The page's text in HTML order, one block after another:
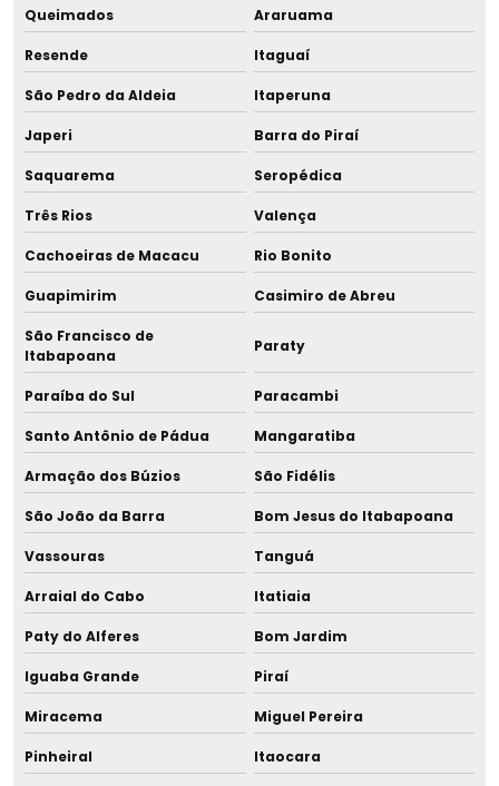
Gestão ambiental consultoria
Gestão ambiental da água
Gestão ambiental e desenvolvimento sustentável
Gestão ambiental de empresas
Gestão ambiental industrial
Gestão ambiental na mineração
Gestão ambiental em obras de construção civil
Gestão ambiental projetos
Gestão ambiental de resíduos
Gestão ambiental de resíduos da construção civil
Gestão ambiental e sustentabilidade
Gestão de efluentes e resíduos industriais
Queimados Araruama
Resende Itaguaí
São Pedro da Aldeia Itaperuna
Japeri Barra do Piraí
Saquarema Seropédica
Três Rios Valença
Cachoeiras de Macacu Rio Bonito
Guapimirim Casimiro de Abreu
São Francisco de
Itabapoana
Paraty
Paraíba do Sul Paracambi
Santo Antônio de Pádua Mangaratiba
Armação dos Búzios São Fidélis
São João da Barra Bom Jesus do Itabapoana
Vassouras Tanguá
Arraial do Cabo Itatiaia
Paty do Alferes Bom Jardim
Iguaba Grande Piraí
Miracema Miguel Pereira
Pinheiral Itaocara